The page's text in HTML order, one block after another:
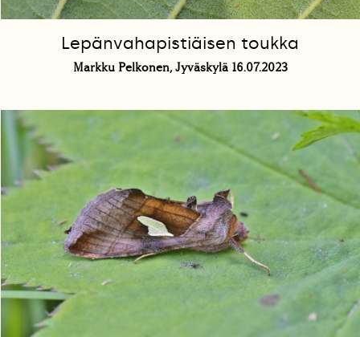
Lepänvahapistiäisen toukka
Markku Pelkonen, Jyväskylä 16.07.2023